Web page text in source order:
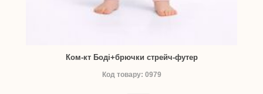
Ком-кт Боді+брючки стрейч-футер
Код товару: 0979